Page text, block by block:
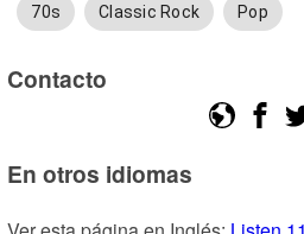
70s Classic Rock Pop
Contacto
En otros idiomas